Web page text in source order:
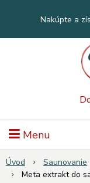
Nakúpte a
Menu
Úvod Saunovanie
Meta extrakt do